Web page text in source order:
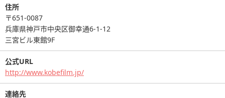
住所
〒651-0087
兵庫県神戸市中央区御幸通6-1-12
三宮ビル東館9F
公式URL
http://www.kobefilm.jp/
連絡先